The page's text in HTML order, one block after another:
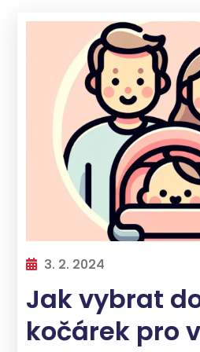
poskytovaly
větší
komfort a
bezpečnost
během
přepravy
dětí. Díky
široké škále
možností je
možné
vybrat
takový
kočárek,
který
odpovídá
3. 2. 2024
Jak vybrat
kočárek pro